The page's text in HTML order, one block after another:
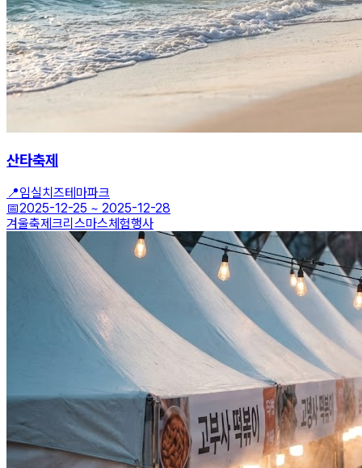
산타축제
📍임실치즈테마파크
📅2025-12-25 ~ 2025-12-28
겨울축제크리스마스체험행사